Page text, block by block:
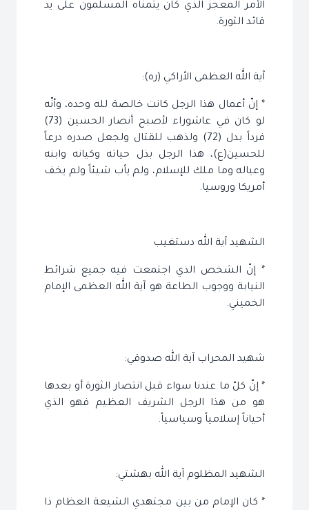
الأمر المعجز الذي كان يتمنّاه المسلمون على يد
قائد الثورة.
آية الله العظمى الأراكي (ره):
* إنّ أعمال هذا الرجل كانت خالصة لله وحده، وأنّه
لو كان في عاشوراء لأصبح أنصار الحسين (73)
فرداً بدل (72) ولذهب للقتال ولجعل صدره درعاً
للحسين(ع)، هذا الرجل بذل حياته وكيانه وابنه
وعياله وما ملك للإسلام، ولم يأب شيئاً ولم يخف
أمريكا وروسيا.
الشهيد آية الله دستغيب
* إنّ الشخص الذي اجتمعت فيه جميع شرائط
النيابة ووجوب الطاعة هو آية الله العظمى الإمام
الخميني.
شهيد المحراب آية الله صدوقي:
* إنّ كلّ ما عندنا سواء قبل انتصار الثورة أو بعدها
هو من هذا الرجل الشريف العظيم فهو الذي
أحياناً إسلامياً وسياسياً.
الشهيد المظلوم آية الله بهشتي:
* كان الإمام من بين مجتهدي الشيعة العظام ذا